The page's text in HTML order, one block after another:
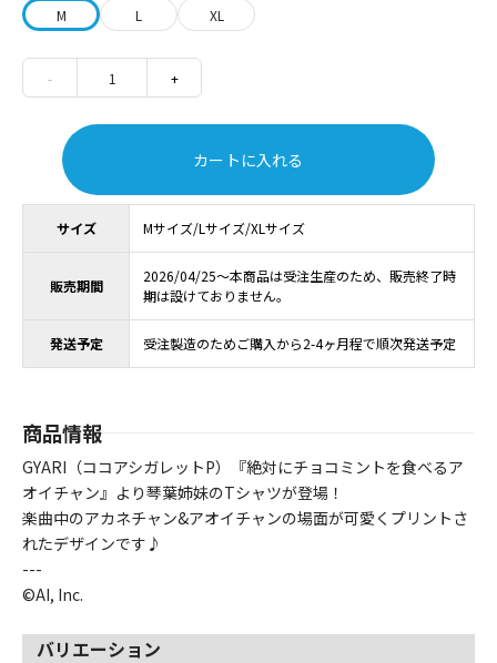
サイズ Mサイズ/Lサイズ/XLサイズ
販売期間
2026/04/25～本商品は受注生産のため、販売終了時
期は設けておりません。
発送予定 受注製造のためご購入から2-4ヶ月程で順次発送予定
M L XL
- 1 +
カートに入れる
商品情報
GYARI（ココアシガレットP）『絶対にチョコミントを食べるア
オイチャン』より琴葉姉妹のTシャツが登場！
楽曲中のアカネチャン&アオイチャンの場面が可愛くプリントさ
れたデザインです♪
---
©AI, Inc.
バリエーション